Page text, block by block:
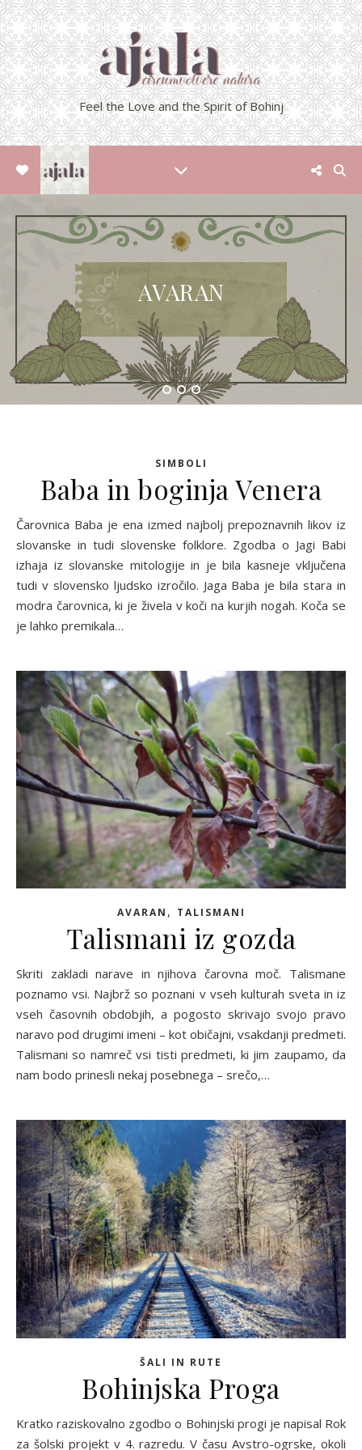
Feel the Love and the Spirit of Bohinj
AVARAN
SIMBOLI
Baba in boginja Venera
Čarovnica Baba je ena izmed najbolj prepoznavnih likov iz
slovanske in tudi slovenske folklore. Zgodba o Jagi Babi
izhaja iz slovanske mitologije in je bila kasneje vključena
tudi v slovensko ljudsko izročilo. Jaga Baba je bila stara in
modra čarovnica, ki je živela v koči na kurjih nogah. Koča se
je lahko premikala…
AVARAN , TALISMANI
Talismani iz gozda
Skriti zakladi narave in njihova čarovna moč. Talismane
poznamo vsi. Najbrž so poznani v vseh kulturah sveta in iz
vseh časovnih obdobjih, a pogosto skrivajo svojo pravo
naravo pod drugimi imeni – kot običajni, vsakdanji predmeti.
Talismani so namreč vsi tisti predmeti, ki jim zaupamo, da
nam bodo prinesli nekaj posebnega – srečo,…
ŠALI IN RUTE
Bohinjska Proga
Kratko raziskovalno zgodbo o Bohinjski progi je napisal Rok
za šolski projekt v 4. razredu. V času Avstro-ogrske, okoli